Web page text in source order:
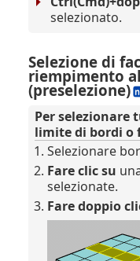
selezionato.
Selezione di
riempimento
(preselezione)
Per selezionare
limite di bordi o
Selezionare
Fare clic su
selezionate.
Fare doppio